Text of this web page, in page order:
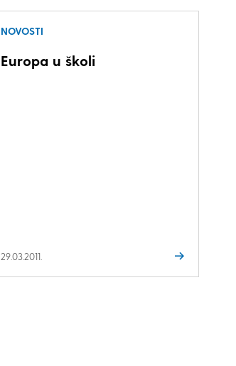
NOVOSTI
Europa u školi
29.03.2011.